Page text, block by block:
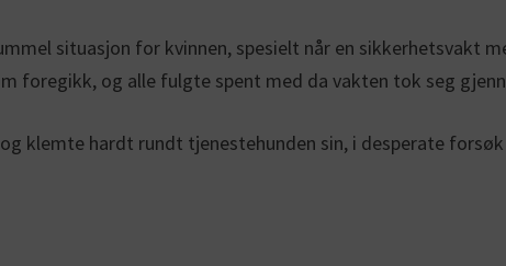
situasjon for kvinnen, spesielt når en sikkerhetsvakt
foregikk, og alle fulgte spent med da vakten tok seg
klemte hardt rundt tjenestehunden sin, i desperate